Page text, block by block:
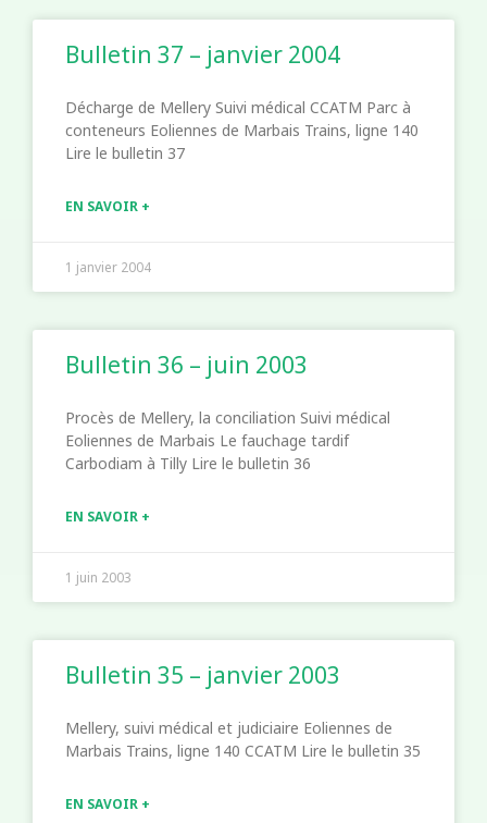
Bulletin 37 – janvier 2004
Décharge de Mellery Suivi médical CCATM Parc à
conteneurs Eoliennes de Marbais Trains, ligne 140
Lire le bulletin 37
EN SAVOIR +
1 janvier 2004
Bulletin 36 – juin 2003
Procès de Mellery, la conciliation Suivi médical
Eoliennes de Marbais Le fauchage tardif
Carbodiam à Tilly Lire le bulletin 36
EN SAVOIR +
1 juin 2003
Bulletin 35 – janvier 2003
Mellery, suivi médical et judiciaire Eoliennes de
Marbais Trains, ligne 140 CCATM Lire le bulletin 35
EN SAVOIR +